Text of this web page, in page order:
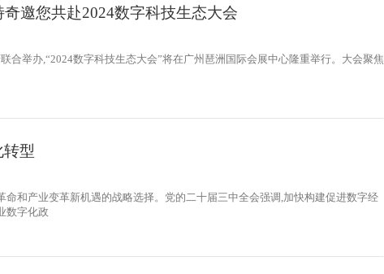
邀您共赴2024数字科技生态大会
合举办,“2024数字科技生态大会”将在广州琶洲国际会展中心隆重举行。大会聚焦
型
和产业变革新机遇的战略选择。党的二十届三中全会强调,加快构建促进数字经
数字化政